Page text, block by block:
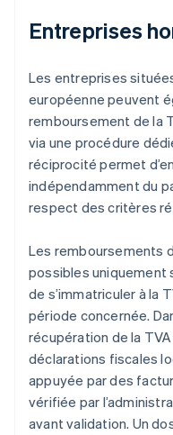
Entreprises
Les entreprises
européenne peuvent
remboursement de la
via une procédure
réciprocité permet
indépendamment du
respect des critères
Les remboursements
possibles uniquement
de s’immatriculer à la
période concernée.
récupération de la
déclarations fiscales
appuyée par des
vérifiée par
avant validation. Un